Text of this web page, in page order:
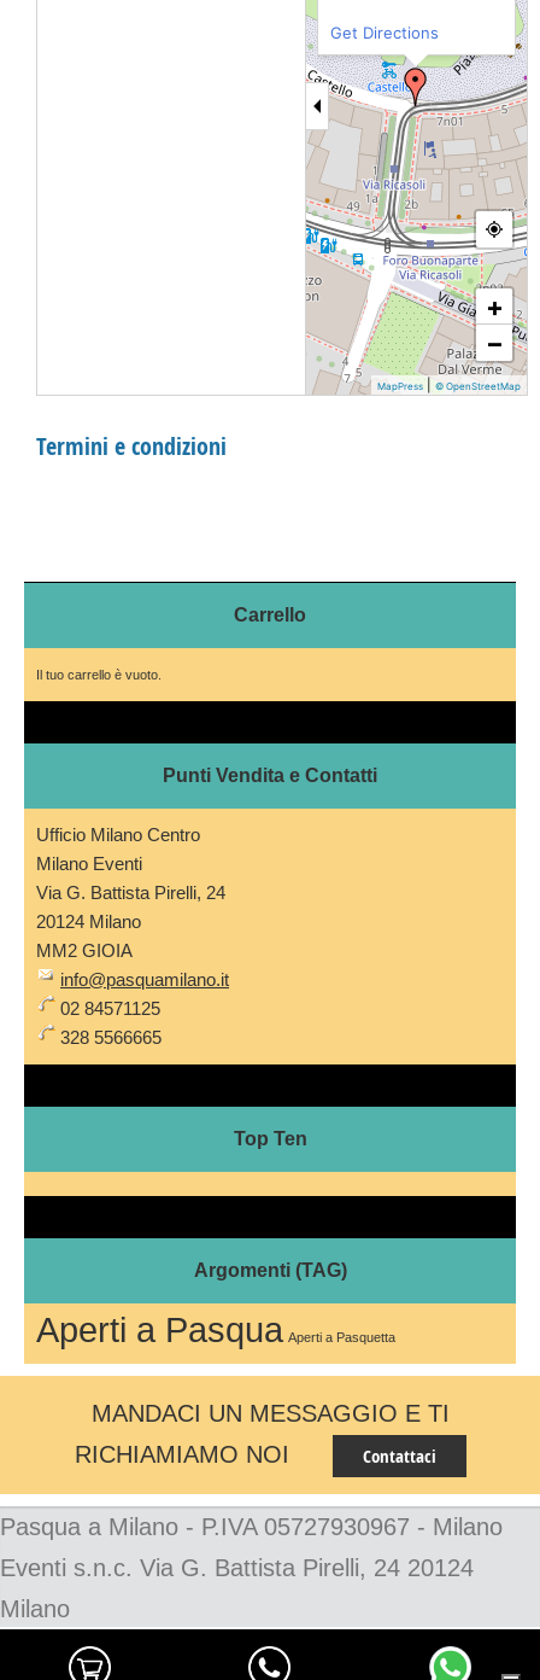
+
−
MapPress © OpenStreetMap
Get Directions
Termini e condizioni
Carrello
Il tuo carrello è vuoto.
Punti Vendita e Contatti
Ufficio Milano Centro
Milano Eventi
Via G. Battista Pirelli, 24
20124 Milano
MM2 GIOIA
info@pasquamilano.it
02 84571125
328 5566665
Top Ten
Argomenti (TAG)
Aperti a Pasqua Aperti a Pasquetta
MANDACI UN MESSAGGIO E TI
RICHIAMIAMO NOI
Contattaci
Pasqua a Milano - P.IVA 05727930967 - Milano
Eventi s.n.c. Via G. Battista Pirelli, 24 20124
Milano
Just another site Monster4D